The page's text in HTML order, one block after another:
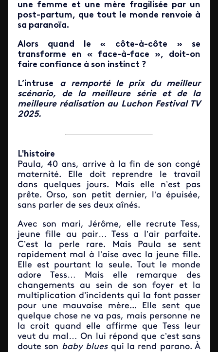
une femme et une mère fragilisée par un
post-partum, que tout le monde renvoie à
sa paranoïa.
Alors quand le « côte-à-côte » se
transforme en « face-à-face », doit-on
faire confiance à son instinct ?
L’intruse a remporté le prix du meilleur
scénario, de la meilleure série et de la
meilleure réalisation au Luchon Festival TV
2025.
L'histoire
Paula, 40 ans, arrive à la fin de son congé
maternité. Elle doit reprendre le travail
dans quelques jours. Mais elle n’est pas
prête. Orso, son petit dernier, l’a épuisée,
sans parler de ses deux aînés.
Avec son mari, Jérôme, elle recrute Tess,
jeune fille au pair… Tess a l’air parfaite.
C’est la perle rare. Mais Paula se sent
rapidement mal à l’aise avec la jeune fille.
Elle est pourtant la seule. Tout le monde
adore Tess… Mais elle remarque des
changements au sein de son foyer et la
multiplication d’incidents qui la font passer
pour une mauvaise mère... Elle sent que
quelque chose ne va pas, mais personne ne
la croit quand elle affirme que Tess leur
veut du mal… On lui répond que c’est sans
doute son baby bluesqui la rend parano. À